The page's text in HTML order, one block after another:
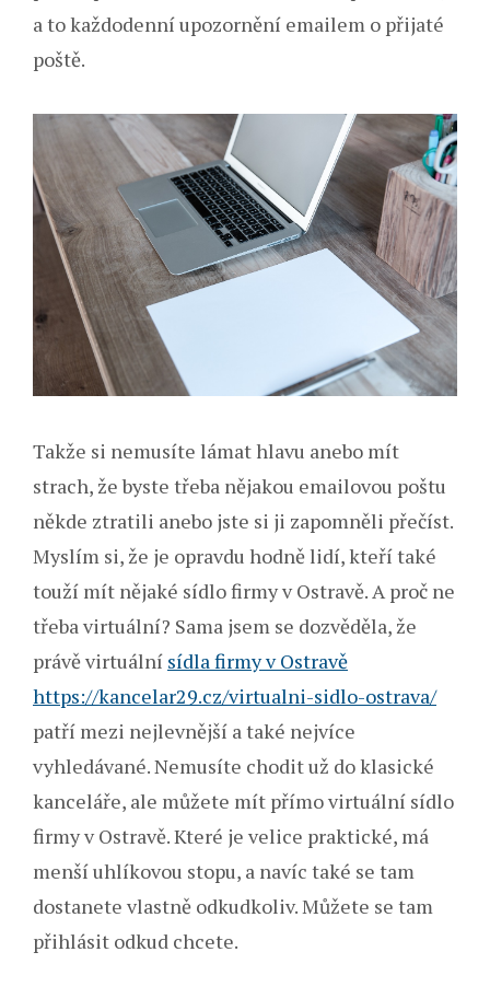
a to každodenní upozornění emailem o přijaté
poště.
Takže si nemusíte lámat hlavu anebo mít
strach, že byste třeba nějakou emailovou poštu
někde ztratili anebo jste si ji zapomněli přečíst.
Myslím si, že je opravdu hodně lidí, kteří také
touží mít nějaké sídlo firmy v Ostravě. A proč ne
třeba virtuální? Sama jsem se dozvěděla, že
právě virtuální sídla firmy v Ostravě
https://kancelar29.cz/virtualni-sidlo-ostrava/
patří mezi nejlevnější a také nejvíce
vyhledávané. Nemusíte chodit už do klasické
kanceláře, ale můžete mít přímo virtuální sídlo
firmy v Ostravě. Které je velice praktické, má
menší uhlíkovou stopu, a navíc také se tam
dostanete vlastně odkudkoliv. Můžete se tam
přihlásit odkud chcete.